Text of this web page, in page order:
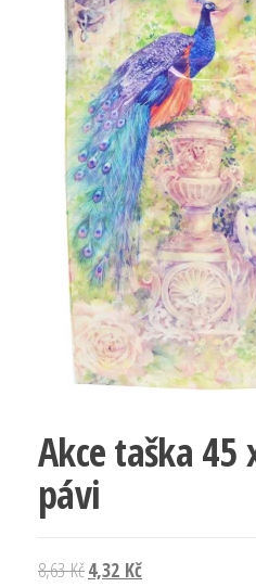
Akce taška 45
pávi
8,63KčPůvodní
4,32 KčAktuální